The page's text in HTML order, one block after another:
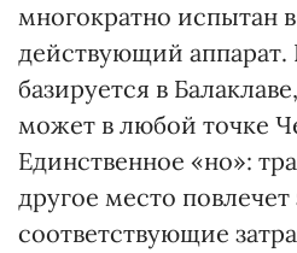
многократно испытан
действующий аппарат.
базируется в
может в любой точке
Единственное «но»:
другое место повлечет
соответствующие